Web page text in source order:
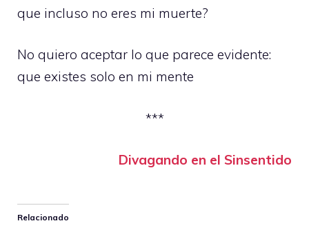
que incluso no eres mi muerte?
No quiero aceptar lo que parece evidente:
que existes solo en mi mente
***
Divagando en el Sinsentido
Relacionado